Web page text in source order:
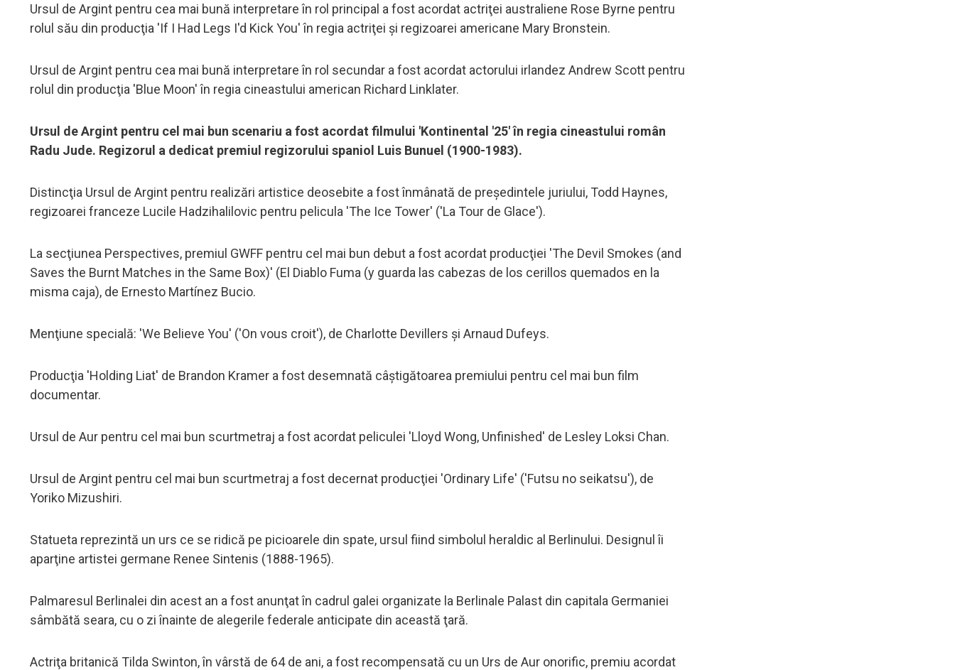
Ursul de Argint pentru cea mai bună interpretare în rol principal a fost acordat actriţei australiene Rose Byrne pentru
rolul său din producţia 'If I Had Legs I'd Kick You' în regia actriţei şi regizoarei americane Mary Bronstein.
Ursul de Argint pentru cea mai bună interpretare în rol secundar a fost acordat actorului irlandez Andrew Scott pentru
rolul din producţia 'Blue Moon' în regia cineastului american Richard Linklater.
Ursul de Argint pentru cel mai bun scenariu a fost acordat filmului 'Kontinental '25' în regia cineastului român
Radu Jude. Regizorul a dedicat premiul regizorului spaniol Luis Bunuel (1900-1983).
Distincţia Ursul de Argint pentru realizări artistice deosebite a fost înmânată de preşedintele juriului, Todd Haynes,
regizoarei franceze Lucile Hadzihalilovic pentru pelicula 'The Ice Tower' ('La Tour de Glace').
La secţiunea Perspectives, premiul GWFF pentru cel mai bun debut a fost acordat producţiei 'The Devil Smokes (and
Saves the Burnt Matches in the Same Box)' (El Diablo Fuma (y guarda las cabezas de los cerillos quemados en la
misma caja), de Ernesto Martínez Bucio.
Menţiune specială: 'We Believe You' ('On vous croit'), de Charlotte Devillers şi Arnaud Dufeys.
Producţia 'Holding Liat' de Brandon Kramer a fost desemnată câştigătoarea premiului pentru cel mai bun film
documentar.
Ursul de Aur pentru cel mai bun scurtmetraj a fost acordat peliculei 'Lloyd Wong, Unfinished' de Lesley Loksi Chan.
Ursul de Argint pentru cel mai bun scurtmetraj a fost decernat producţiei 'Ordinary Life' ('Futsu no seikatsu'), de
Yoriko Mizushiri.
Statueta reprezintă un urs ce se ridică pe picioarele din spate, ursul fiind simbolul heraldic al Berlinului. Designul îi
aparţine artistei germane Renee Sintenis (1888-1965).
Palmaresul Berlinalei din acest an a fost anunţat în cadrul galei organizate la Berlinale Palast din capitala Germaniei
sâmbătă seara, cu o zi înainte de alegerile federale anticipate din această ţară.
Actriţa britanică Tilda Swinton, în vârstă de 64 de ani, a fost recompensată cu un Urs de Aur onorific, premiu acordat